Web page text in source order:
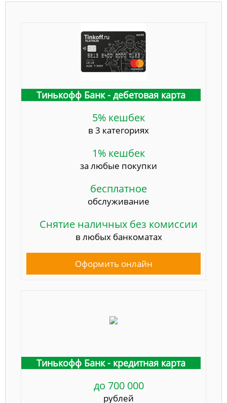
Тинькофф Банк - дебетовая карта
5% кешбек
в 3 категориях
1% кешбек
за любые покупки
бесплатное
обслуживание
Снятие наличных без комиссии
в любых банкоматах
Оформить онлайн
Тинькофф Банк - кредитная карта
до 700 000
рублей